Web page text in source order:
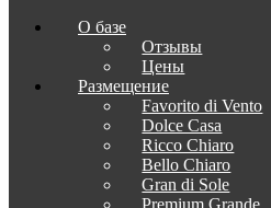
Приветствуем в Венеции на Каспии!
info@otdih-v-astrakhani.ru Как нас найти
09:00 до 18:00)
Забронировать
О базе
Отзывы
Цены
Размещение
Favorito di Vento
Dolce Casa
Ricco Chiaro
Bello Chiaro
Gran di Sole
Premium Grande